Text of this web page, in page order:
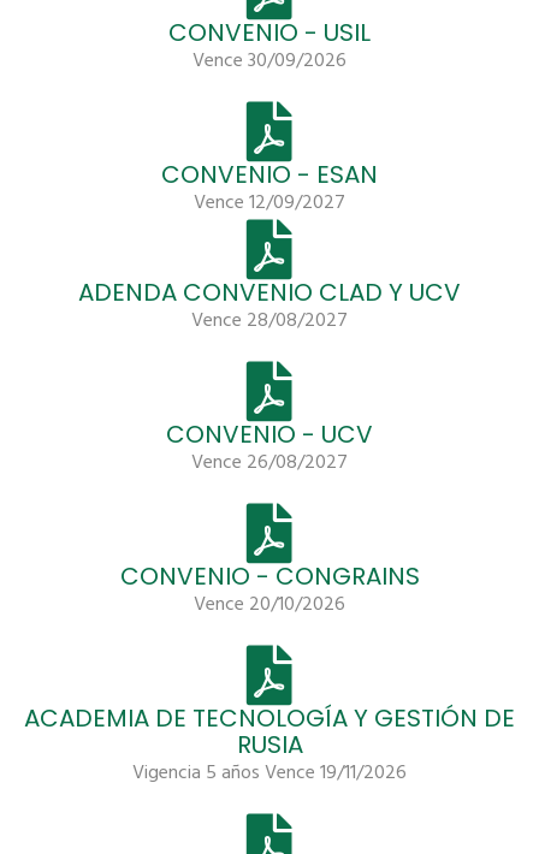
CONVENIO - USIL
Vence 30/09/2026
CONVENIO - ESAN
Vence 12/09/2027
ADENDA CONVENIO CLAD Y UCV
Vence 28/08/2027
CONVENIO - UCV
Vence 26/08/2027
CONVENIO - CONGRAINS
Vence 20/10/2026
ACADEMIA DE TECNOLOGÍA Y GESTIÓN DE
RUSIA
Vigencia 5 años Vence 19/11/2026